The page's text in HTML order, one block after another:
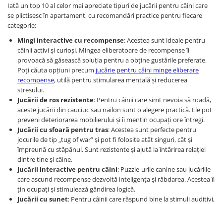
Zgărzi pentru Câini
Hamuri pentru Câini
Patuțuri și Coșuri pentru Câini
Cuști și Genți Transport pentru
Câini
Castroane pentru Mâncare și Apa
Câini
Jucării pentru Câini
Îmbrăcăminte și Încălțăminte
pentru Câini
Accesorii Auto & Bicicletă
Accesorii Acasă și Mobilier
Botnițe
Identificare
Accesorii Casă și Mobilier
Iată un top 10 al celor mai apreciate tipuri de jucării pentru câini care
se plictisesc în apartament, cu recomandări practice pentru fiecare
categorie:
Mingi interactive cu recompense: Acestea sunt ideale pentru
câinii activi și curioși. Mingea eliberatoare de recompense îi
provoacă să găsească soluția pentru a obține gustările preferate.
Poți căuta opțiuni precum jucărie pentru câini minge eliberare
recompense, utilă pentru stimularea mentală și reducerea
stresului.
Jucării de ros rezistente: Pentru câinii care simt nevoia să roadă,
aceste jucării din cauciuc sau nailon sunt o alegere practică. Ele pot
preveni deteriorarea mobilierului și îi mențin ocupați ore întregi.
Jucării cu sfoară pentru tras: Acestea sunt perfecte pentru
jocurile de tip „tug of war” și pot fi folosite atât singuri, cât și
împreună cu stăpânul. Sunt rezistente și ajută la întărirea relației
dintre tine și câine.
Jucării interactive pentru câini: Puzzle-urile canine sau jucăriile
care ascund recompense dezvoltă inteligența și răbdarea. Acestea îi
țin ocupați și stimulează gândirea logică.
Jucării cu sunet: Pentru câinii care răspund bine la stimuli auditivi,